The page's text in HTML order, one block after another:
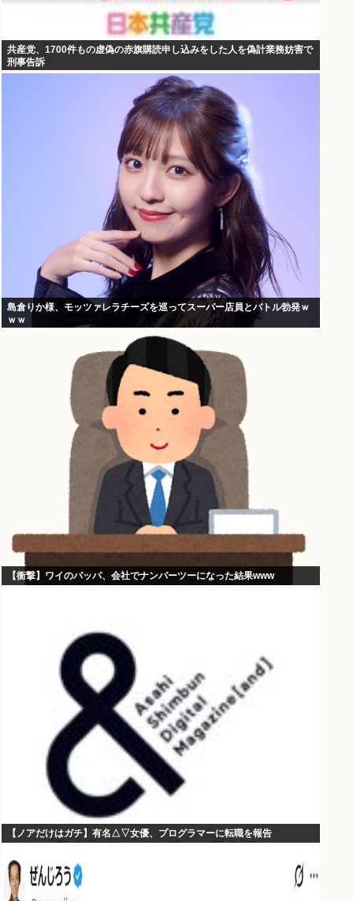
共産党、1700件もの虚偽の赤旗購読申し込みをした人を偽計業務妨害で
刑事告訴
島倉りか様、モッツァレラチーズを巡ってスーパー店員とバトル勃発ｗ
ｗｗ
【衝撃】ワイのパッパ、会社でナンバーツーになった結果www
【ノアだけはガチ】有名△▽女優、プログラマーに転職を報告